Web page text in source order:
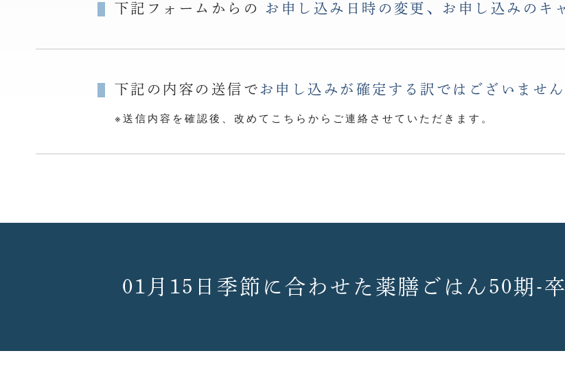
下記フォームからの お申し込み日時の変更、お申し込みのキ
下記の内容の送信で お申し込みが確定する訳ではございません
※送信内容を確認後、改めてこちらからご連絡させていただきます。
01月15日季節に合わせた薬膳ごはん50期-